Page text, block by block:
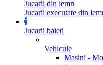
Jucarii din lemn
Jucarii executate din
Jucarii baieti
Vehicule
Masini -